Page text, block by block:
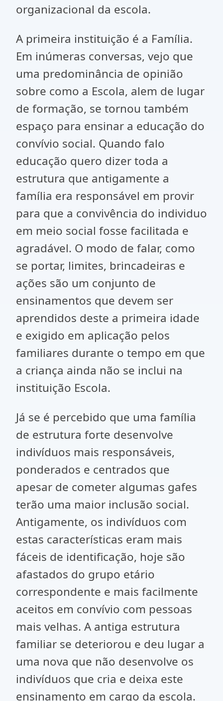
organizacional da escola.
A primeira instituição é a Família.
Em inúmeras conversas, vejo que
uma predominância de opinião
sobre como a Escola, alem de lugar
de formação, se tornou também
espaço para ensinar a educação do
convívio social. Quando falo
educação quero dizer toda a
estrutura que antigamente a
família era responsável em provir
para que a convivência do individuo
em meio social fosse facilitada e
agradável. O modo de falar, como
se portar, limites, brincadeiras e
ações são um conjunto de
ensinamentos que devem ser
aprendidos deste a primeira idade
e exigido em aplicação pelos
familiares durante o tempo em que
a criança ainda não se inclui na
instituição Escola.
Já se é percebido que uma família
de estrutura forte desenvolve
indivíduos mais responsáveis,
ponderados e centrados que
apesar de cometer algumas gafes
terão uma maior inclusão social.
Antigamente, os indivíduos com
estas características eram mais
fáceis de identificação, hoje são
afastados do grupo etário
correspondente e mais facilmente
aceitos em convívio com pessoas
mais velhas. A antiga estrutura
familiar se deteriorou e deu lugar a
uma nova que não desenvolve os
indivíduos que cria e deixa este
ensinamento em cargo da escola.